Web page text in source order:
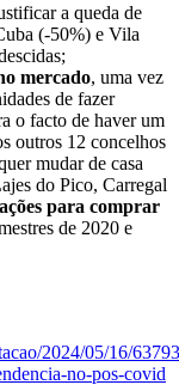
a queda de
(-50%) e Vila
mercado, uma vez
de fazer
o facto de haver um
outros 12 concelhos
mudar de casa
do Pico, Carregal
para comprar
de 2020 e
2024/05/16/
no-pos-covid